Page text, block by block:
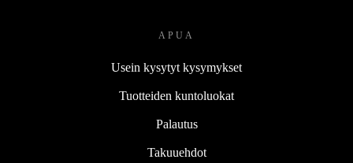
APUA
Usein kysytyt kysymykset
Tuotteiden kuntoluokat
Palautus
Takuuehdot